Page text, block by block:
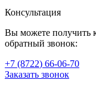
Консультация
Вы можете получить
обратный звонок:
+7 (8722) 66-06-70
Заказать звонок